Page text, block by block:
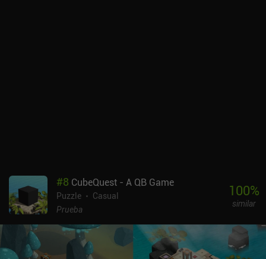
#8 CubeQuest - A QB Game
Puzzle
Casual
Prueba
100%
similar